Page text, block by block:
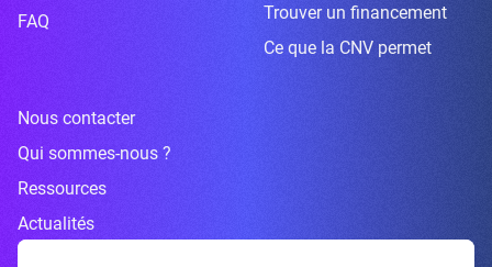
FAQ
Trouver un financement
Ce que la CNV permet
Nous contacter
Qui sommes-nous ?
Ressources
Actualités